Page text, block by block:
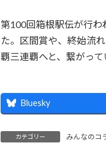
第100回箱根駅伝が行
た。区間賞や、終始流
覇三連覇へと、繋がって
Bluesky
カテゴリー みんなのコ